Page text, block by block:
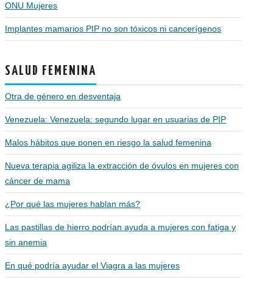
ONU Mujeres
Implantes mamarios PIP no son tóxicos ni cancerígenos
SALUD FEMENINA
Otra de género en desventaja
Venezuela: Venezuela: segundo lugar en usuarias de PIP
Malos hábitos que ponen en riesgo la salud femenina
Nueva terapia agiliza la extracción de óvulos en mujeres con
cáncer de mama
¿Por qué las mujeres hablan más?
Las pastillas de hierro podrían ayuda a mujeres con fatiga y
sin anemia
En qué podría ayudar el Viagra a las mujeres